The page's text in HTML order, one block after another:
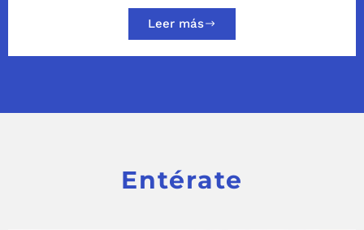
Leer más
Entérate